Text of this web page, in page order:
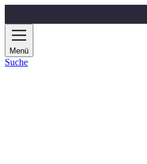
Menü
Suche